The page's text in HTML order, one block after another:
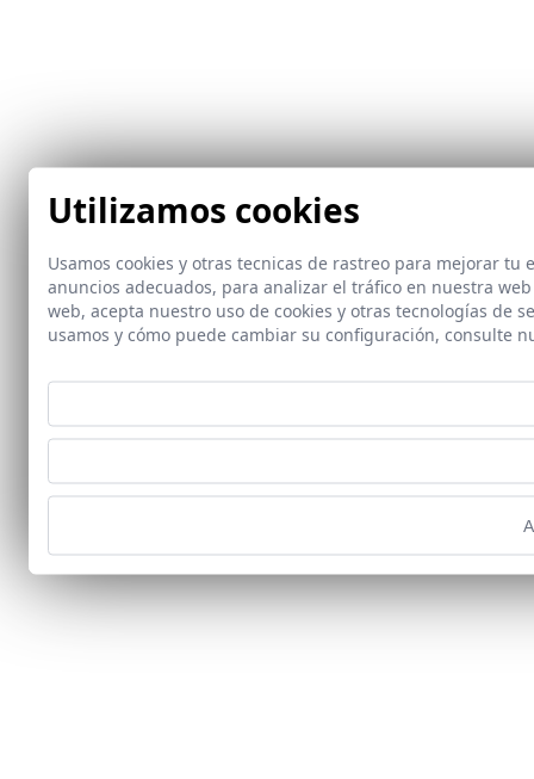
Utilizamos cookies
Usamos cookies y otras tecnicas de rastreo para mejorar
anuncios adecuados, para analizar el tráfico en nuestra
web, acepta nuestro uso de cookies y otras tecnologías de
usamos y cómo puede cambiar su configuración, consulte